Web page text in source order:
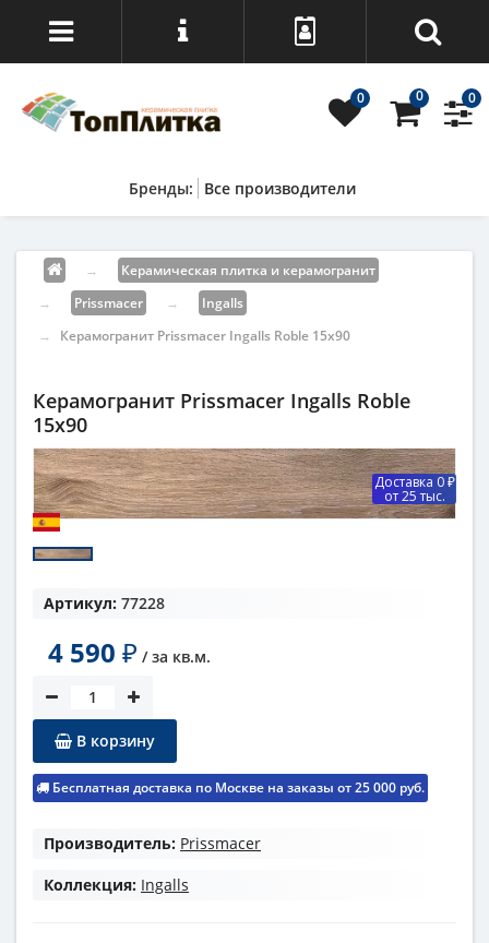
0 0
0
Все производители
→
Керамическая плитка и керамогранит
→
Prissmacer →
Ingalls
→
Керамогранит Prissmacer Ingalls Roble 15x90
Керамогранит Prissmacer Ingalls Roble
15x90
Доставка 0 ₽
от 25 тыс.
Артикул: 77228
4 590 ₽ / за кв.м.
В корзину
Бесплатная доставка по Москве на заказы от 25 000 руб.
Производитель: Prissmacer
Коллекция: Ingalls